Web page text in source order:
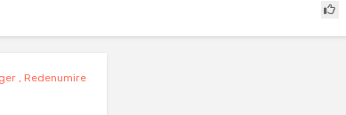
, Redenumire